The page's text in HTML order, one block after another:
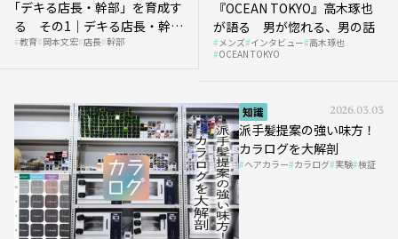
｢デキる店長・幹部」を育成す
る その1｜デキる店長・幹部
の「任せ方」
教育 岡本文宏 店長 幹部
『OCEAN TOKYO』高木琢也
が語る 男が惚れる、男の話
メンズ インタビュー 高木琢也
OCEAN TOKYO
知識 2026.03.03
派手髪提案の強い味方！
カラログを大解剖
ヘアカラー カラログ 実験 検証